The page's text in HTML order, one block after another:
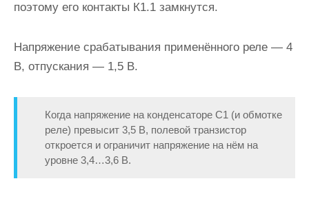
поэтому его контакты К1.1 замкнутся.
Напряжение срабатывания применённого реле — 4
В, отпускания — 1,5 В.
Когда напряжение на конденсаторе С1 (и обмотке
реле) превысит 3,5 В, полевой транзистор
откроется и ограничит напряжение на нём на
уровне 3,4…3,6 В.